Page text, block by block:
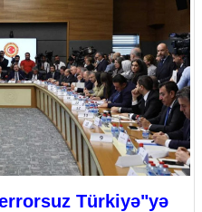
Türkiyə"yə